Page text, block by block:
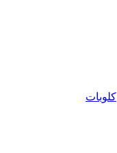
كلوبات